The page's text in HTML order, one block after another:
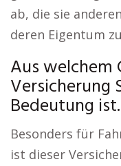
ab, die sie
deren Eigentum
Aus welchem
Versicherung
Bedeutung ist.
Besonders für
ist dieser